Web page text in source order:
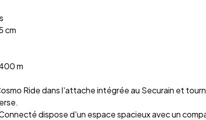
cm
m
Ride dans l'attache intégrée au Securain et
dispose d'un espace spacieux avec un